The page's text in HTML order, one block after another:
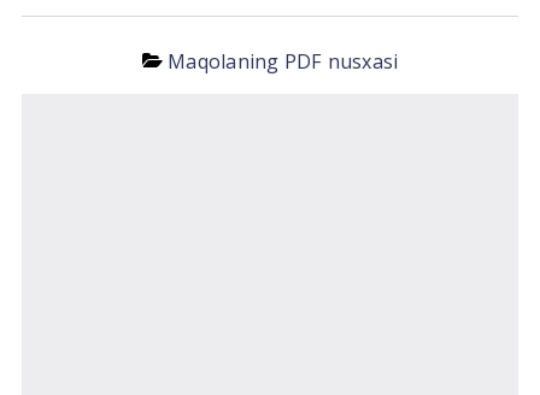
Maqolaning PDF nusxasi